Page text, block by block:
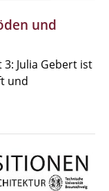
und
Julia Gebert ist
und